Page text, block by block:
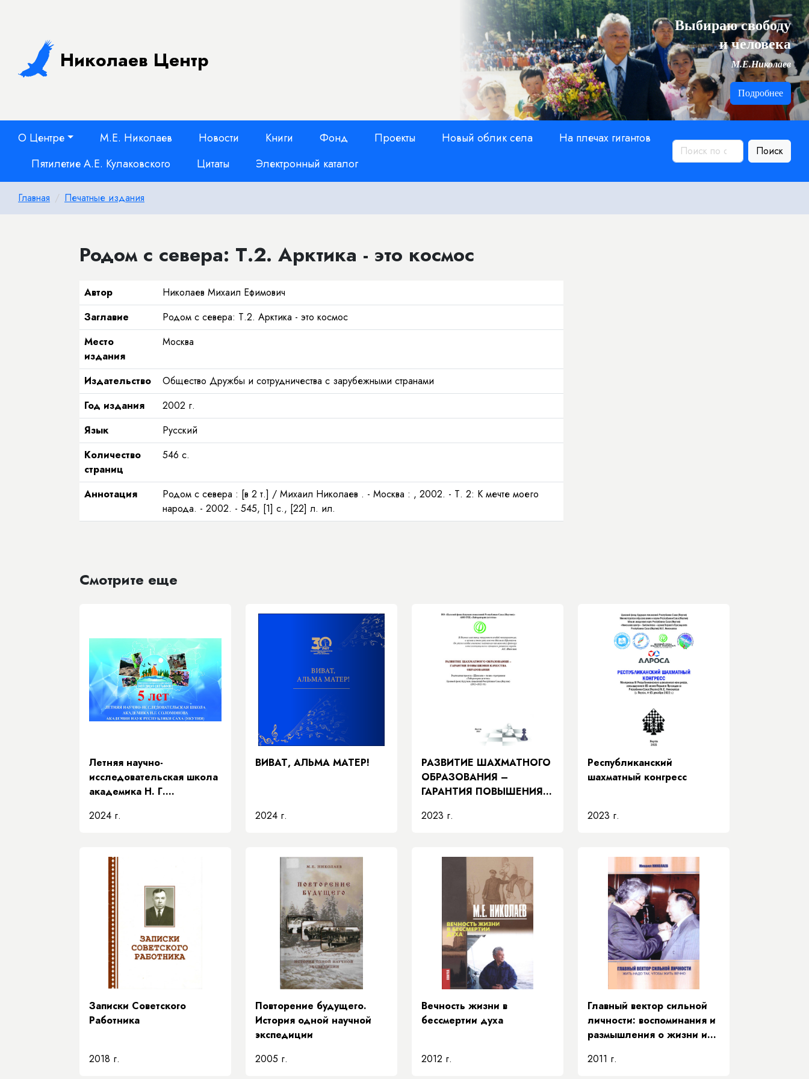
Николаев Центр
Выбираю свободу
и человека
М.Е.Николаев
Подробнее
О Центре М.Е. Николаев Новости Книги Фонд Проекты Новый облик села
На плечах гигантов
Пятилетие А.Е. Кулаковского
Цитаты Электронный каталог
Поиск
Главная Печатные издания
Родом с севера: Т.2. Арктика - это космос
Автор
Николаев Михаил Ефимович
Заглавие
Родом с севера: Т.2. Арктика - это космос
Место
издания
Москва
Издательство
Общество Дружбы и сотрудничества с зарубежными странами
Год издания
2002 г.
Язык
Русский
Количество
страниц
546 с.
Аннотация
Родом с севера : [в 2 т.] / Михаил Николаев . - Москва : , 2002. - Т. 2: К мечте моего
народа. - 2002. - 545, [1] с., [22] л. ил.
Смотрите еще
Летняя научно-
исследовательская школа
академика Н. Г.
наук Республики Саха
2024 г.
ВИВАТ, АЛЬМА МАТЕР!
2024 г.
РАЗВИТИЕ ШАХМАТНОГО
ОБРАЗОВАНИЯ –
ГАРАНТИЯ ПОВЫШЕНИЯ
ОБРАЗОВАНИЯ
2023 г.
Республиканский
шахматный конгресс
2023 г.
Записки Советского
Работника
2018 г.
Повторение будущего.
История одной научной
экспедиции
2005 г.
Вечность жизни в
бессмертии духа
2012 г.
Главный вектор сильной
личности: воспоминания и
размышления о жизни и
Кычкина
2011 г.